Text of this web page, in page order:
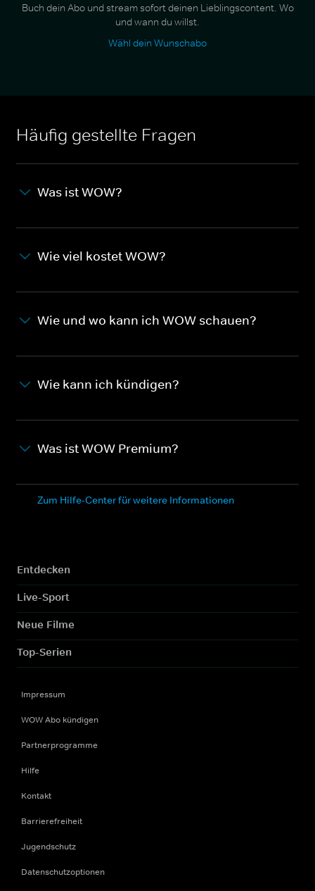
Buch dein Abo und stream sofort deinen Lieblingscontent. Wo
und wann du willst.
Wähl dein Wunschabo
Häufig gestellte Fragen
Was ist WOW?
Wie viel kostet WOW?
Wie und wo kann ich WOW schauen?
Wie kann ich kündigen?
Was ist WOW Premium?
Zum Hilfe-Center für weitere Informationen
Entdecken
Live-Sport
Neue Filme
Top-Serien
Impressum
WOW Abo kündigen
Partnerprogramme
Hilfe
Kontakt
Barrierefreiheit
Jugendschutz
Datenschutzoptionen